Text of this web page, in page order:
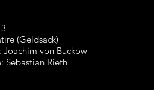
(Geldsack)
Joachim von Buckow
Sebastian Rieth